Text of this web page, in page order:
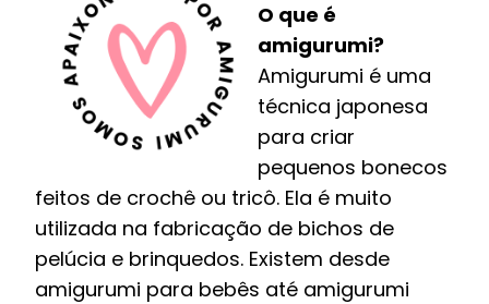
O que é
amigurumi?
Amigurumi é uma
técnica japonesa
para criar
pequenos bonecos
feitos de crochê ou tricô. Ela é muito
utilizada na fabricação de bichos de
pelúcia e brinquedos. Existem desde
amigurumi para bebês até amigurumi